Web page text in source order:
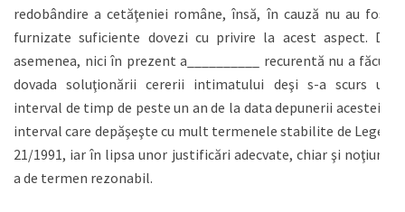
redobândire a cetăţeniei române, însă, în cauză nu au fost
furnizate suficiente dovezi cu privire la acest aspect. De
asemenea, nici în prezent a__________ recurentă nu a făcut
dovada soluţionării cererii intimatului deşi s-a scurs un
interval de timp de peste un an de la data depunerii acesteia,
interval care depăşeşte cu mult termenele stabilite de Legea
21/1991, iar în lipsa unor justificări adecvate, chiar şi noţiune
a de termen rezonabil.